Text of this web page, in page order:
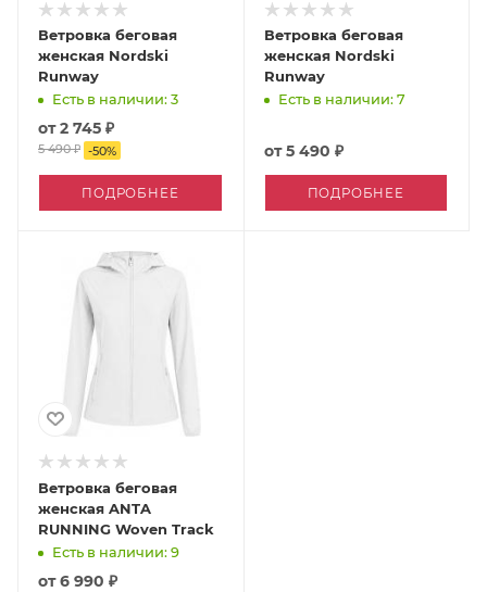
Ветровка беговая
женская Nordski
Runway
Есть в наличии: 3
от2 745 ₽
5 490 ₽ -50%
ПОДРОБНЕЕ
Ветровка беговая
женская Nordski
Runway
Есть в наличии: 7
от5 490 ₽
ПОДРОБНЕЕ
Ветровка беговая
женская ANTA
RUNNING Woven Track
Есть в наличии: 9
от6 990 ₽